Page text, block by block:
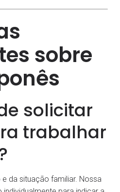
sobre
solicitar
trabalhar
da situação familiar. Nossa